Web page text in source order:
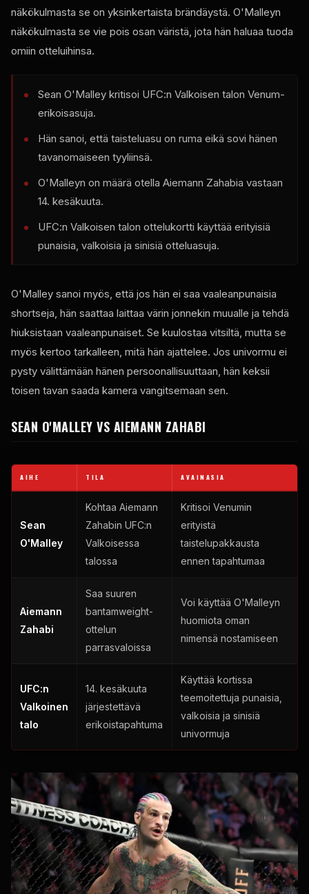
näkökulmasta se on yksinkertaista brändäystä. O'Malleyn
näkökulmasta se vie pois osan väristä, jota hän haluaa tuoda
omiin otteluihinsa.
Sean O'Malley kritisoi UFC:n Valkoisen talon Venum-
erikoisasuja.
Hän sanoi, että taisteluasu on ruma eikä sovi hänen
tavanomaiseen tyyliinsä.
O'Malleyn on määrä otella Aiemann Zahabia vastaan ​​
14. kesäkuuta.
UFC:n Valkoisen talon ottelukortti käyttää erityisiä
punaisia, valkoisia ja sinisiä otteluasuja.
O'Malley sanoi myös, että jos hän ei saa vaaleanpunaisia ​​
shortseja, hän saattaa laittaa värin jonnekin muualle ja tehdä
hiuksistaan ​​vaaleanpunaiset. Se kuulostaa vitsiltä, ​​mutta se
myös kertoo tarkalleen, mitä hän ajattelee. Jos univormu ei
pysty välittämään hänen persoonallisuuttaan, hän keksii
toisen tavan saada kamera vangitsemaan sen.
SEAN O'MALLEY VS AIEMANN ZAHABI
AIHE TILA AVAINASIA
Sean
O'Malley
Kohtaa Aiemann
Zahabin UFC:n
Valkoisessa
talossa
Kritisoi Venumin
erityistä
taistelupakkausta
ennen tapahtumaa
Aiemann
Zahabi
Saa suuren
bantamweight-
ottelun
parrasvaloissa
Voi käyttää O'Malleyn
huomiota oman
nimensä nostamiseen
UFC:n
Valkoinen
talo
14. kesäkuuta
järjestettävä
erikoistapahtuma
Käyttää kortissa
teemoitettuja punaisia,
valkoisia ja sinisiä
univormuja